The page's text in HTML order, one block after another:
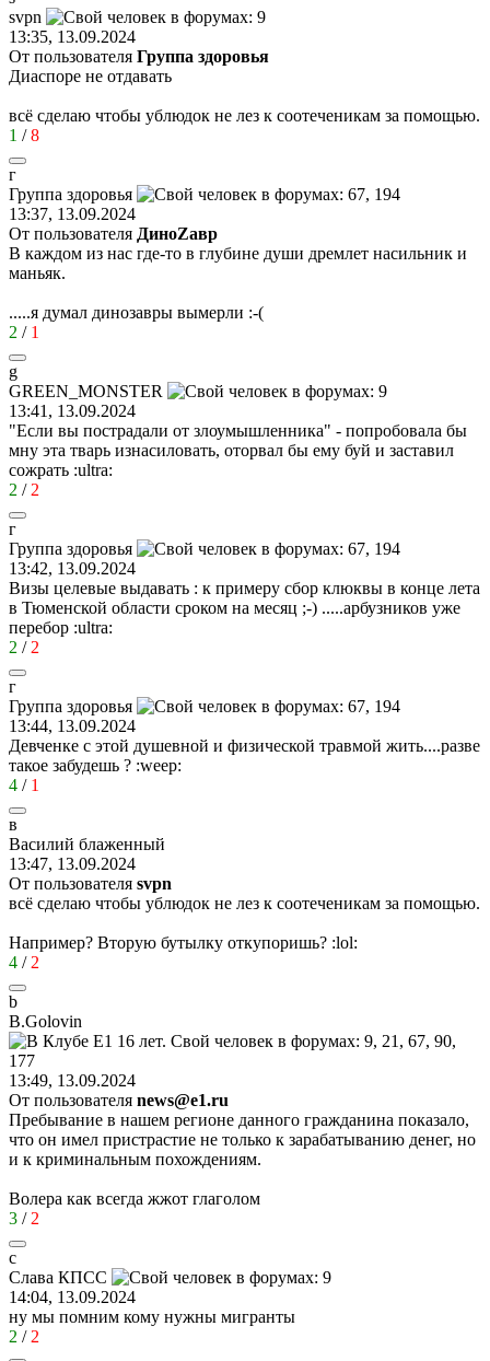
svpn
13:35, 13.09.2024
От пользователя Группа здоровья
Диаспоре не отдавать
всё сделаю чтобы ублюдок не лез к соотеченикам за помощью.
1 /8
г
Группа здоровья
13:37, 13.09.2024
От пользователя ДиноZавp
В каждом из нас где-то в глубине души дремлет насильник и
маньяк.
.....я думал динозавры вымерли :-(
2 / 1
g
GREEN_MONSTER
13:41, 13.09.2024
"Если вы пострадали от злоумышленника" - попробовала бы
мну эта тварь изнасиловать, оторвал бы ему буй и заставил
сожрать :ultra:
2 / 2
г
Группа здоровья
13:42, 13.09.2024
Визы целевые выдавать : к примеру сбор клюквы в конце лета
в Тюменской области сроком на месяц ;-) .....арбузников уже
перебор :ultra:
2 / 2
г
Группа здоровья
13:44, 13.09.2024
Девченке с этой душевной и физической травмой жить....разве
такое забудешь ? :weep:
4 / 1
в
Василий блаженный
13:47, 13.09.2024
От пользователя svpn
всё сделаю чтобы ублюдок не лез к соотеченикам за помощью.
Например? Вторую бутылку откупоришь? :lol:
4 / 2
b
B.Golovin
13:49, 13.09.2024
От пользователя news@e1.ru
Пребывание в нашем регионе данного гражданина показало,
что он имел пристрастие не только к зарабатыванию денег, но
и к криминальным похождениям.
Волера как всегда жжот глаголом
3 / 2
с
Слава КПСС
14:04, 13.09.2024
ну мы помним кому нужны мигранты
2 / 2